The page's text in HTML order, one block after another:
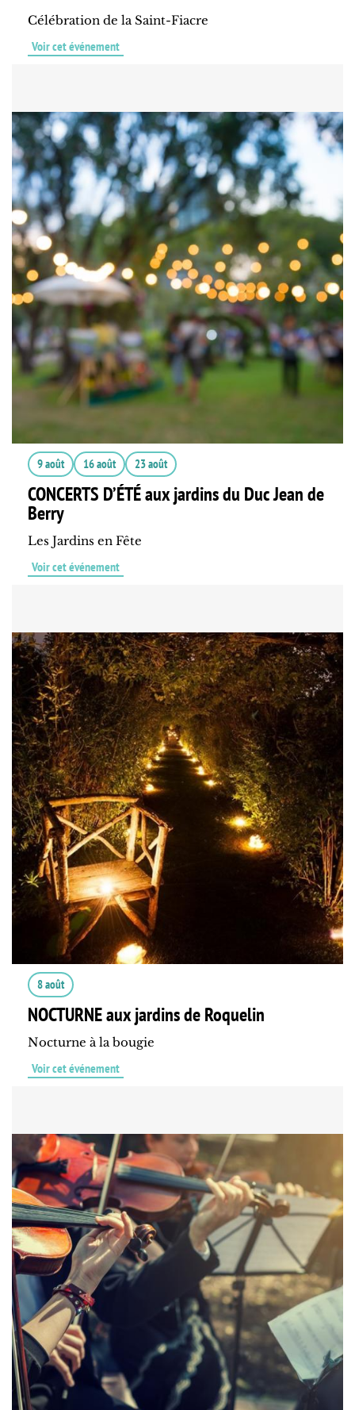
Célébration de la Saint-Fiacre
Voir cet événement
9 août 16 août 23 août
CONCERTS D’ÉTÉ aux jardins du Duc Jean de
Berry
Les Jardins en Fête
Voir cet événement
8 août
NOCTURNE aux jardins de Roquelin
Nocturne à la bougie
Voir cet événement